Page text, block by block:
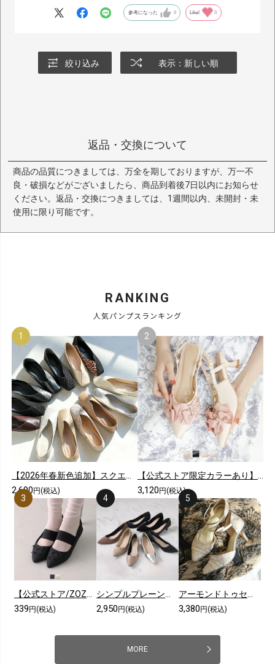
参考になった 0 Like! 0
絞り込み 表示：新しい順
返品・交換について
商品の品質につきましては、万全を期しておりますが、万一不
良・破損などがございましたら、商品到着後7日以内にお知らせ
ください。返品・交換につきましては、1週間以内、未開封・未
使用に限り可能です。
RANKING
人気パンプスランキング
2,690 円(税込) 3,120 円(税込)
339 円(税込) 2,950 円(税込) 3,380 円(税込)
MORE